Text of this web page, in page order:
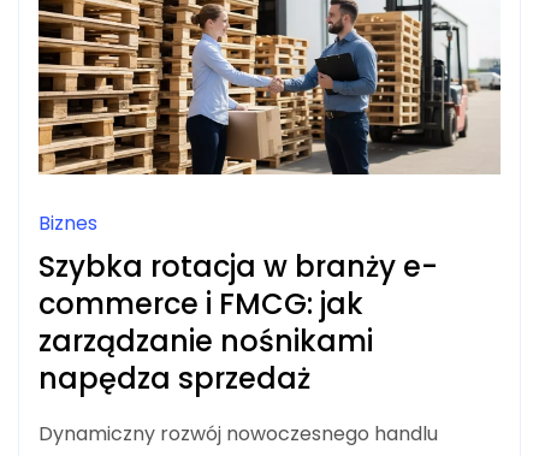
Biznes
Szybka rotacja w branży e-
commerce i FMCG: jak
zarządzanie nośnikami
napędza sprzedaż
Dynamiczny rozwój nowoczesnego handlu